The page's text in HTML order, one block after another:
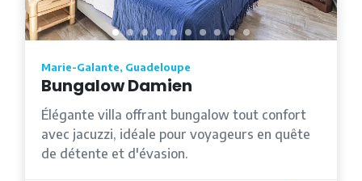
Marie-Galante, Guadeloupe
Bungalow Damien
Élégante villa offrant bungalow tout confort
avec jacuzzi, idéale pour voyageurs en quête
de détente et d'évasion.